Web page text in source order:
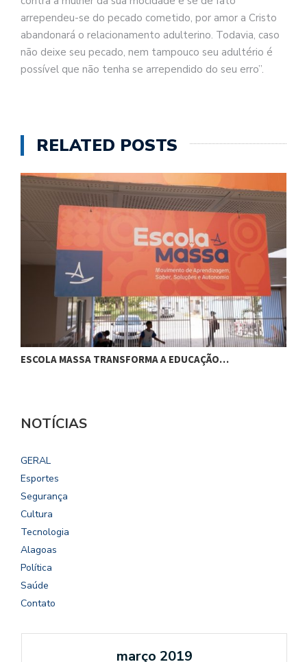
arrependeu-se do pecado cometido, por amor a Cristo
abandonará o relacionamento adulterino. Todavia, caso
não deixe seu pecado, nem tampouco seu adultério é
possível que não tenha se arrependido do seu erro”.
RELATED POSTS
ESCOLA MASSA TRANSFORMA A EDUCAÇÃO…
NOTÍCIAS
GERAL
Esportes
Segurança
Cultura
Tecnologia
Alagoas
Política
Saúde
Contato
março 2019